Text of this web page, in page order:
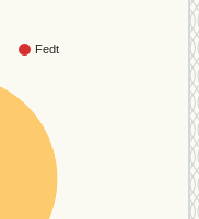
Fedt